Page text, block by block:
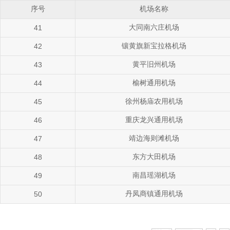
序号 机场名称
41 大同南六庄机场
42 镶黄旗新宝拉格机场
43 黄平旧州机场
44 榆树通用机场
45 徐州杨庙农用机场
46 重庆龙兴通用机场
47 靖边海则滩机场
48 东方大田机场
49 南昌瑶湖机场
50 丹凤商镇通用机场